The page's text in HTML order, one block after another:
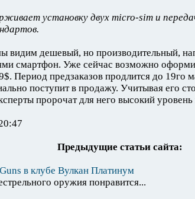
установку двух micro-sim и
видим дешевый, но производительный,
смартфон. Уже сейчас возможно
Период предзаказов продлится до 19го
поступит в продажу. Учитывая его
пророчат для него высокий
Предыдущие статьи сайта:
в клубе Вулкан Платинум
оружия понравится...